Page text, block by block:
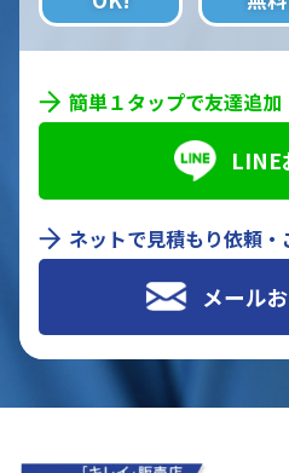
簡単１タップで友達追加
LINE
ネットで見積もり依頼・
メール